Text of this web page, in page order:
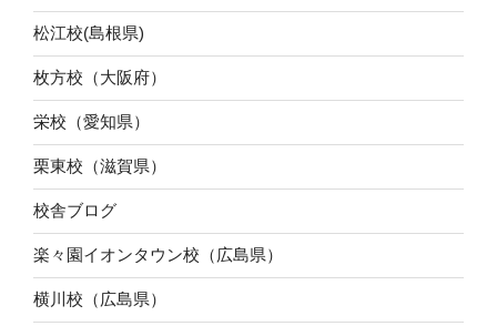
松江校(島根県)
枚方校（大阪府）
栄校（愛知県）
栗東校（滋賀県）
校舎ブログ
楽々園イオンタウン校（広島県）
横川校（広島県）